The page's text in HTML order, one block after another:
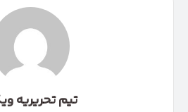
تیم تحریریه